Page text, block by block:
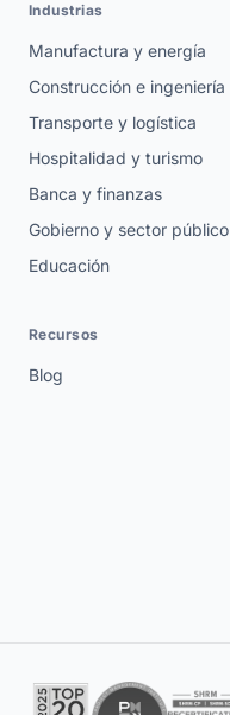
Industrias
Manufactura y energía
Construcción e ingeniería
Transporte y logística
Hospitalidad y turismo
Banca y finanzas
Gobierno y sector público
Educación
Recursos
Blog